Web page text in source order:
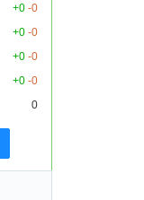
+0 -0
+0 -0
+0 -0
+0 -0
0